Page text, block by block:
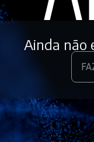
Ainda não